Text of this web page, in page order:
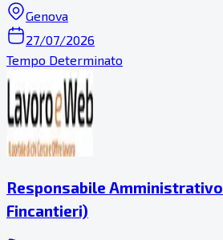
Genova
27/07/2026
Tempo Determinato
Responsabile Amministrativo
Fincantieri)